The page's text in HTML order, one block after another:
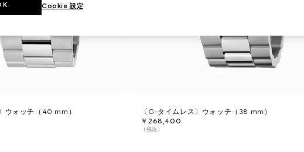
ウォッチ（40 mm）
〔G-タイムレス〕ウォッチ（38 mm）
￥268,400
（税込）
Cookie 設定